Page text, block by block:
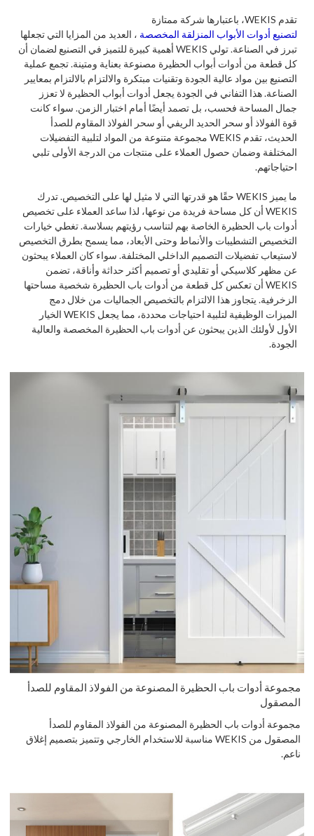
تقدم WEKIS، باعتبارها شركة ممتازة
لتصنيع أدوات الأبواب المنزلقة المخصصة ، العديد من المزايا التي تجعلها
تبرز في الصناعة. تولي WEKIS أهمية كبيرة للتميز في التصنيع لضمان أن
كل قطعة من أدوات أبواب الحظيرة مصنوعة بعناية ومتينة. تجمع عملية
التصنيع بين مواد عالية الجودة وتقنيات مبتكرة والالتزام بالالتزام بمعايير
الصناعة. هذا التفاني في الجودة يجعل أدوات أبواب الحظيرة لا تعزز
جمال المساحة فحسب، بل تصمد أيضًا أمام اختبار الزمن. سواء كانت
قوة الفولاذ أو سحر الحديد الريفي أو سحر الفولاذ المقاوم للصدأ
الحديث، تقدم WEKIS مجموعة متنوعة من المواد لتلبية التفضيلات
المختلفة وضمان حصول العملاء على منتجات من الدرجة الأولى تلبي
احتياجاتهم.
ما يميز WEKIS حقًا هو قدرتها التي لا مثيل لها على التخصيص. تدرك
WEKIS أن كل مساحة فريدة من نوعها، لذا ساعد العملاء على تخصيص
أدوات باب الحظيرة الخاصة بهم لتناسب رؤيتهم بسلاسة. تغطي خيارات
التخصيص التشطيبات والأنماط وحتى الأبعاد، مما يسمح بطرق التخصيص
لاستيعاب تفضيلات التصميم الداخلي المختلفة. سواء كان العملاء يبحثون
عن مظهر كلاسيكي أو تقليدي أو تصميم أكثر حداثة وأناقة، تضمن
WEKIS أن تعكس كل قطعة من أدوات باب الحظيرة شخصية مساحتها
الزخرفية. يتجاوز هذا الالتزام بالتخصيص الجماليات من خلال دمج
الميزات الوظيفية لتلبية احتياجات محددة، مما يجعل WEKIS الخيار
الأول لأولئك الذين يبحثون عن أدوات باب الحظيرة المخصصة والعالية
الجودة.
مجموعة أدوات باب الحظيرة المصنوعة من الفولاذ المقاوم للصدأ
المصقول
مجموعة أدوات باب الحظيرة المصنوعة من الفولاذ المقاوم للصدأ
المصقول من WEKIS مناسبة للاستخدام الخارجي وتتميز بتصميم إغلاق
ناعم.